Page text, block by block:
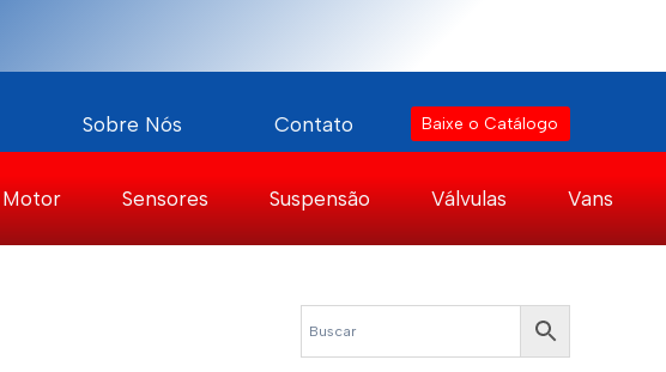
Sobre Nós Contato Baixe o Catálogo
Motor Sensores Suspensão Válvulas Vans